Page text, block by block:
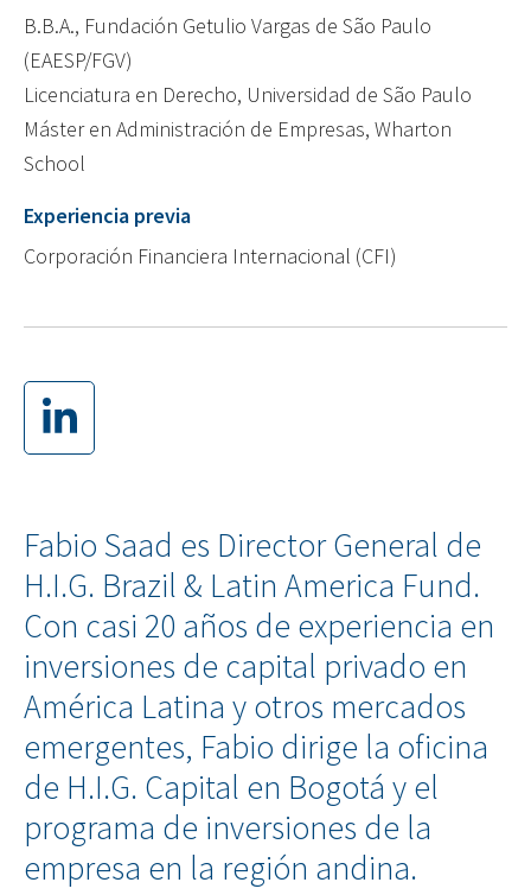
B.B.A., Fundación Getulio Vargas de São Paulo
(EAESP/FGV)
Licenciatura en Derecho, Universidad de São Paulo
Máster en Administración de Empresas, Wharton
School
Experiencia previa
Corporación Financiera Internacional (CFI)
Fabio Saad es Director General de
H.I.G. Brazil & Latin America Fund.
Con casi 20 años de experiencia en
inversiones de capital privado en
América Latina y otros mercados
emergentes, Fabio dirige la oficina
de H.I.G. Capital en Bogotá y el
programa de inversiones de la
empresa en la región andina.